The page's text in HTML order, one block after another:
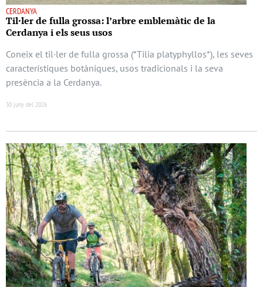
CERDANYA
Til·ler de fulla grossa: l’arbre emblemàtic de la
Cerdanya i els seus usos
Coneix el til·ler de fulla grossa (*Tilia platyphyllos*), les seves
característiques botàniques, usos tradicionals i la seva
presència a la Cerdanya.
30 juny del 2026